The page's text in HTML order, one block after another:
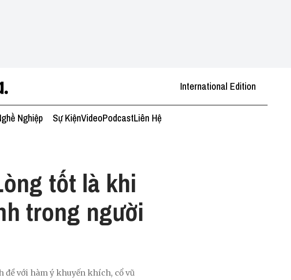
International Edition
Nghiệp Sự KiệnVideoPodcastLiên Hệ
tốt là khi
trong người
đề với hàm ý khuyến khích, cổ vũ